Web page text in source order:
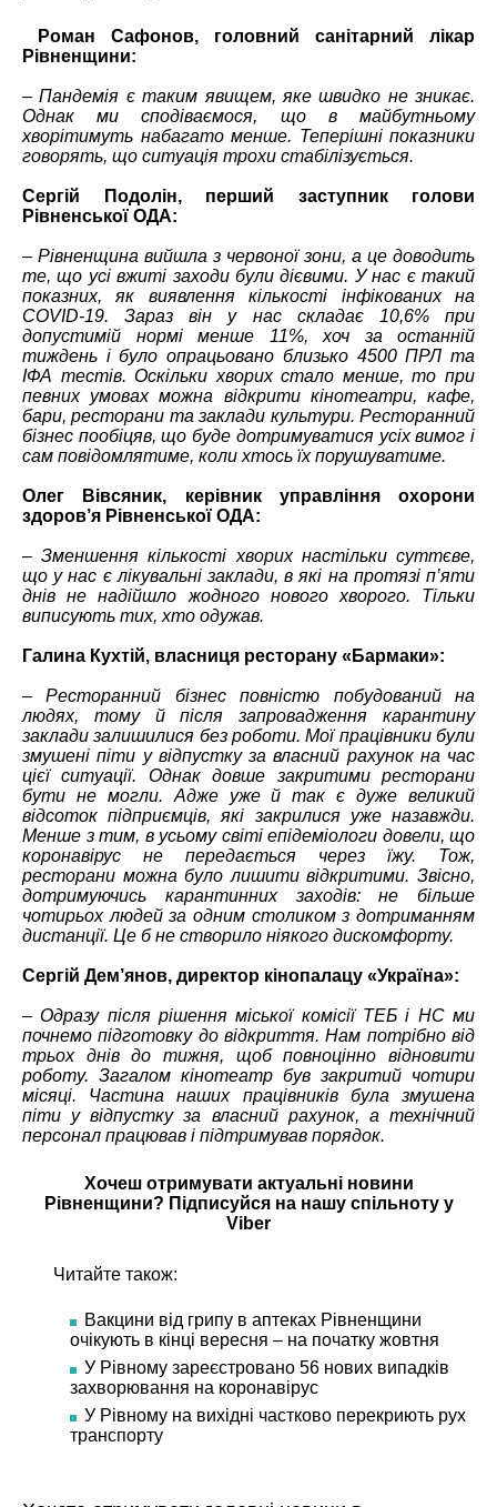
Роман Сафонов, головний санітарний лікар
Рівненщини:
– Пандемія є таким явищем, яке швидко не зникає.
Однак ми сподіваємося, що в майбутньому
хворітимуть набагато менше. Теперішні показники
говорять, що ситуація трохи стабілізується.
Сергій Подолін, перший заступник голови
Рівненської ОДА:
– Рівненщина вийшла з червоної зони, а це доводить
те, що усі вжиті заходи були дієвими. У нас є такий
показних, як виявлення кількості інфікованих на
COVID-19. Зараз він у нас складає 10,6% при
допустимій нормі менше 11%, хоч за останній
тиждень і було опрацьовано близько 4500 ПРЛ та
ІФА тестів. Оскільки хворих стало менше, то при
певних умовах можна відкрити кінотеатри, кафе,
бари, ресторани та заклади культури. Ресторанний
бізнес пообіцяв, що буде дотримуватися усіх вимог і
сам повідомлятиме, коли хтось їх порушуватиме.
Олег Вівсяник, керівник управління охорони
здоров’я Рівненської ОДА:
–Зменшення кількості хворих настільки суттєве,
що у нас є лікувальні заклади, в які на протязі п’яти
днів не надійшло жодного нового хворого. Тільки
виписують тих, хто одужав.
Галина Кухтій, власниця ресторану «Бармаки»:
–Ресторанний бізнес повністю побудований на
людях, тому й після запровадження карантину
заклади залишилися без роботи. Мої працівники були
змушені піти у відпустку за власний рахунок на час
цієї ситуації. Однак довше закритими ресторани
бути не могли. Адже уже й так є дуже великий
відсоток підприємців, які закрилися уже назавжди.
Менше з тим, в усьому світі епідеміологи довели, що
коронавірус не передається через їжу. Тож,
ресторани можна було лишити відкритими. Звісно,
дотримуючись карантинних заходів: не більше
чотирьох людей за одним столиком з дотриманням
дистанції. Це б не створило ніякого дискомфорту.
Сергій Дем’янов, директор кінопалацу «Україна»:
–Одразу після рішення міської комісії ТЕБ і НС ми
почнемо підготовку до відкриття. Нам потрібно від
трьох днів до тижня, щоб повноцінно відновити
роботу. Загалом кінотеатр був закритий чотири
місяці. Частина наших працівників була змушена
піти у відпустку за власний рахунок, а технічний
персонал працював і підтримував порядок.
Хочеш отримувати актуальні новини
Рівненщини? Підписуйся на нашу спільноту у
Viber
Читайте також:
Вакцини від грипу в аптеках Рівненщини
очікують в кінці вересня – на початку жовтня
У Рівному зареєстровано 56 нових випадків
захворювання на коронавірус
У Рівному на вихідні частково перекриють рух
транспорту